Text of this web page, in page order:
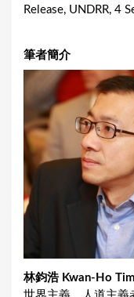
Release, UNDRR, 4
筆者簡介
林鈞浩 Kwan-Ho